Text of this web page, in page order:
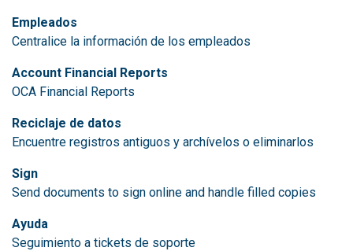
Empleados
Centralice la información de los empleados
Account Financial Reports
OCA Financial Reports
Reciclaje de datos
Encuentre registros antiguos y archívelos o eliminarlos
Sign
Send documents to sign online and handle filled copies
Ayuda
Seguimiento a tickets de soporte